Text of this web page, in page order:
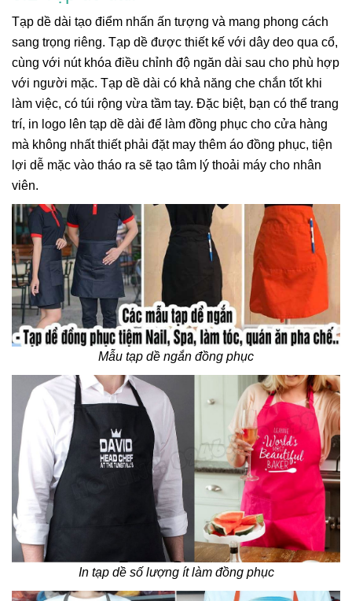
Tạp dề dài tạo điểm nhấn ấn tượng và mang phong cách
sang trọng riêng. Tạp dề được thiết kế với dây deo qua cổ,
cùng với nút khóa điều chỉnh độ ngăn dài sau cho phù hợp
với người mặc. Tạp dề dài có khả năng che chắn tốt khi
làm việc, có túi rộng vừa tầm tay. Đặc biệt, bạn có thể trang
trí, in logo lên tạp dề dài để làm đồng phục cho cửa hàng
mà không nhất thiết phải đặt may thêm áo đồng phục, tiện
lợi dễ mặc vào tháo ra sẽ tạo tâm lý thoải máy cho nhân
viên.
Mẫu tạp dề ngắn đồng phục
In tạp dề số lượng ít làm đồng phục